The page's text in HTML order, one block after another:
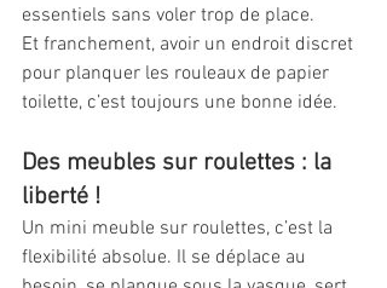
essentiels sans voler trop de place.
Et franchement, avoir un endroit discret
pour planquer les rouleaux de papier
toilette, c’est toujours une bonne idée.
Des meubles sur roulettes : la
liberté !
Un mini meuble sur roulettes, c’est la
flexibilité absolue. Il se déplace au